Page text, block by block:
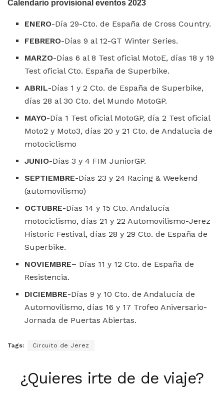
Calendario provisional eventos 2023
ENERO-Día 29-Cto. de España de Cross Country.
FEBRERO-Días 9 al 12-GT Winter Series.
MARZO-Días 6 al 8 Test oficial MotoE, días 18 y 19
Test oficial Cto. España de Superbike.
ABRIL-Días 1 y 2 Cto. de España de Superbike,
días 28 al 30 Cto. del Mundo MotoGP.
MAYO-Día 1 Test oficial MotoGP, día 2 Test oficial
Moto2 y Moto3, días 20 y 21 Cto. de Andalucia de
motociclismo
JUNIO-Días 3 y 4 FIM JuniorGP.
SEPTIEMBRE-Días 23 y 24 Racing & Weekend
(automovilismo)
OCTUBRE-Días 14 y 15 Cto. Andalucía
motociclismo, días 21 y 22 Automovilismo-Jerez
Historic Festival, días 28 y 29 Cto. de España de
Superbike.
NOVIEMBRE– Días 11 y 12 Cto. de España de
Resistencia.
DICIEMBRE-Días 9 y 10 Cto. de Andalucía de
Automovilismo, días 16 y 17 Trofeo Aniversario-
Jornada de Puertas Abiertas.
Tags: Circuito de Jerez
¿Quieres irte de de viaje?